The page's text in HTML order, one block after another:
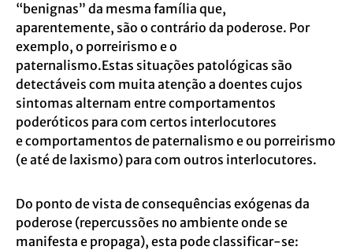
“benignas” da mesma família que,
aparentemente, são o contrário da poderose. Por
exemplo, o porreirismo e o
paternalismo.Estas situações patológicas são
detectáveis com muita atenção a doentes cujos
sintomas alternam entre comportamentos
poderóticos para com certos interlocutores
ecomportamentos de paternalismo e ou porreirismo
(e até de laxismo) para com outros interlocutores.
Do ponto de vista de consequências exógenas da
poderose (repercussões no ambienteonde se
manifesta e propaga), esta pode classificar-se: